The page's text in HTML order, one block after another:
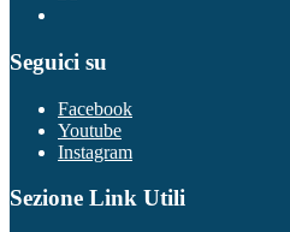
Seguici su
Facebook
Youtube
Instagram
Sezione Link Utili